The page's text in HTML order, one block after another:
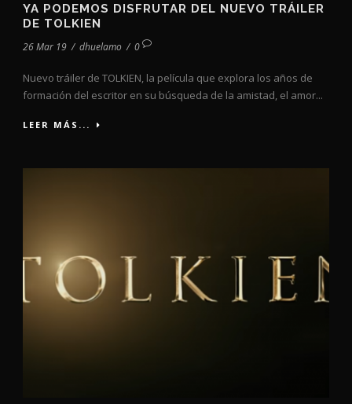
YA PODEMOS DISFRUTAR DEL NUEVO TRÁILER
DE TOLKIEN
26 Mar 19 / dhuelamo / 0
Nuevo tráiler de TOLKIEN, la película que explora los años de
formación del escritor en su búsqueda de la amistad, el amor...
LEER MÁS...